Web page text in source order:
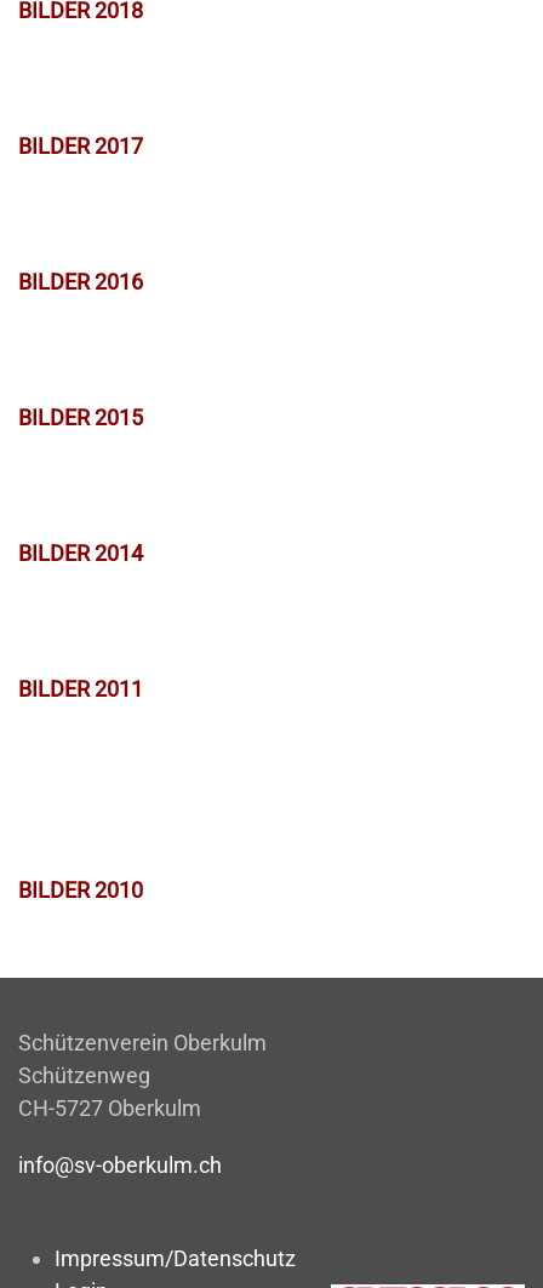
BILDER 2018
BILDER 2017
BILDER 2016
BILDER 2015
BILDER 2014
BILDER 2011
BILDER 2010
Schützenverein Oberkulm
Schützenweg
CH-5727 Oberkulm
info@sv-oberkulm.ch
Impressum/Datenschutz